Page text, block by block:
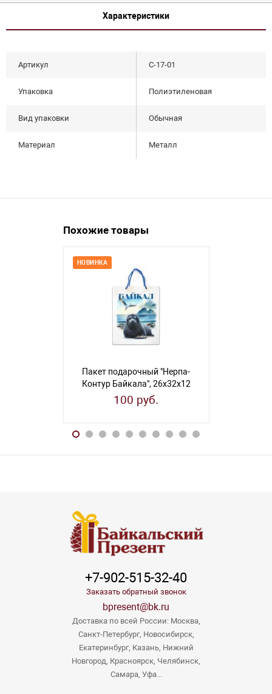
Характеристики
Артикул С-17-01
Упаковка Полиэтиленовая
Вид упаковки Обычная
Материал Металл
Похожие товары
НОВИНКА
Пакет подарочный "Нерпа-
Контур Байкала", 26х32х12
см
100 руб.
+7-902-515-32-40
Заказать обратный звонок
bpresent@bk.ru
Доставка по всей России: Москва,
Санкт-Петербург, Новосибирск,
Екатеринбург, Казань, Нижний
Новгород, Красноярск, Челябинск,
Самара, Уфа...